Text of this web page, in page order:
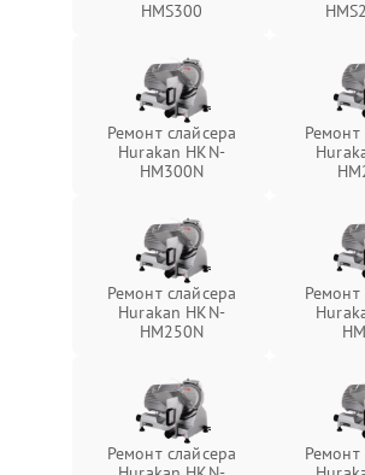
HMS300
Ремонт слайсера
Hurakan HKN-
HM300N
Ремонт
Ремонт слайсера
Hurakan HKN-
HM250N
Ремонт
Ремонт слайсера
Ремонт